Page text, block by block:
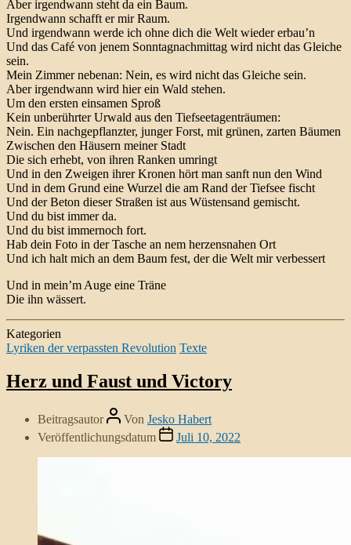
Aber irgendwann steht da ein Baum.
Irgendwann schafft er mir Raum.
Und irgendwann werde ich ohne dich die Welt wieder erbau’n
Und das Café von jenem Sonntagnachmittag wird nicht das Gleiche
sein.
Mein Zimmer nebenan: Nein, es wird nicht das Gleiche sein.
Aber irgendwann wird hier ein Wald stehen.
Um den ersten einsamen Sproß
Kein unberührter Urwald aus den Tiefseetagenträumen:
Nein. Ein nachgepflanzter, junger Forst, mit grünen, zarten Bäumen
Zwischen den Häusern meiner Stadt
Die sich erhebt, von ihren Ranken umringt
Und in den Zweigen ihrer Kronen hört man sanft nun den Wind
Und in dem Grund eine Wurzel die am Rand der Tiefsee fischt
Und der Beton dieser Straßen ist aus Wüstensand gemischt.
Und du bist immer da.
Und du bist immernoch fort.
Hab dein Foto in der Tasche an nem herzensnahen Ort
Und ich halt mich an dem Baum fest, der die Welt mir verbessert
Und in mein’m Auge eine Träne
Die ihn wässert.
Kategorien
Lyriken der verpassten Revolution Texte
Herz und Faust und Victory
Beitragsautor Von Jesko Habert
Veröffentlichungsdatum
Juli 10, 2022